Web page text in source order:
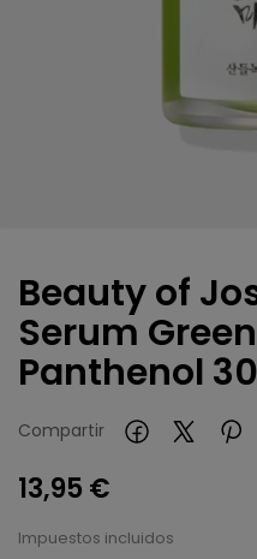
Beauty of
Serum
Panthenol
Compartir
13,95 €
Impuestos incluidos